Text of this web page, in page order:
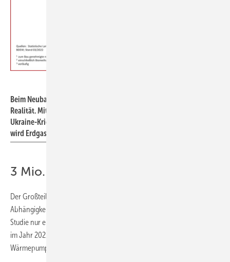
Beim Neubau von Wohngebäuden ist der Erdgas-Ausstieg bereits
Realität. Mit den aktuellen Entwicklungen aufgrund des Russland-
Ukraine-Kriegs und den Plänen aus dem Ampel-Koalitionsvertrag
wird Erdgas zum Nischen-Energieträger in neuen Wohngebäuden.
3 Mio. neue Wärmepumpen bis 2027
Der Großteil des Erdgases wird in Gebäuden verbraucht. Um hier die
Abhängigkeit schnell zu reduzieren, sehen die Berechnungen in der
Studie nur eine geringfügige Steigerung der Sanierungsrate von 1,2 %
im Jahr 2021 auf 1,6 % im Jahr 2027 sowie gut 3 Mio. neu installierte
Wärmepumpen vor.